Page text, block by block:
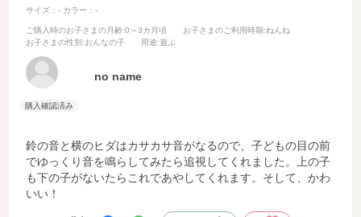
サイズ：- カラー：-
ご購入時のお子さまの月齢:0～3カ月頃 お子さまのご利用時期:ねんね
お子さまの性別 :おんなの子 用途:遊ぶ
no name
鈴の音と横のヒダはカサカサ音がなるので、子どもの目の前
でゆっくり音を鳴らしてみたら追視してくれました。上の子
も下の子がないたらこれであやしてくれます。そして、かわ
いい！